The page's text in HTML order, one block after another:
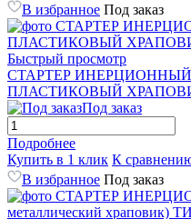
В избранное Под заказ
Быстрый просмотр
СТАРТЕР ИНЕРЦИОННЫЙ
ПЛАСТИКОВЫЙ
Под заказ
Подробнее
Купить в 1 клик К
В избранное Под заказ